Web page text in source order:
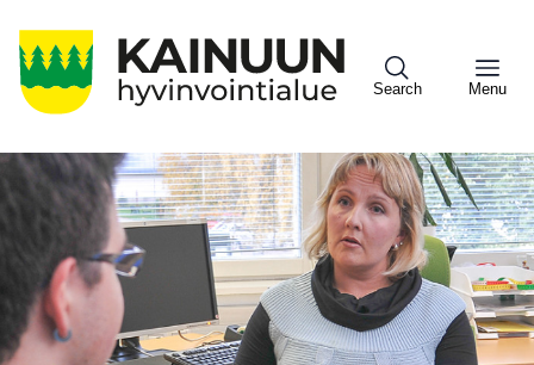
pääsisältöön
Search Menu
Sote
Menu
Asiakkaille